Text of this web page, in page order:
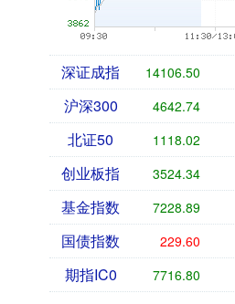
深证成指 14106.50
沪深300 4642.74
北证50 1118.02
创业板指 3524.34
基金指数 7228.89
国债指数 229.60
期指IC0 7716.80